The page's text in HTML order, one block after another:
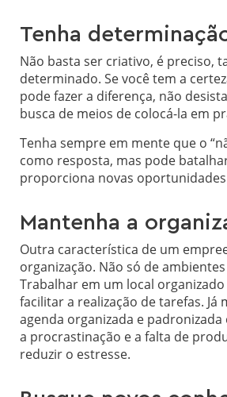
Tenha
Não basta ser criativo, é preciso,
determinado. Se você tem a
pode fazer a diferença, não
busca de meios de colocá-la em
Tenha sempre em mente que o
como resposta, mas pode
proporciona novas
Mantenha a
Outra característica de um
organização. Não só de
Trabalhar em um local
facilitar a realização de tarefas. Já
agenda organizada e
a procrastinação e a falta de
reduzir o estresse.